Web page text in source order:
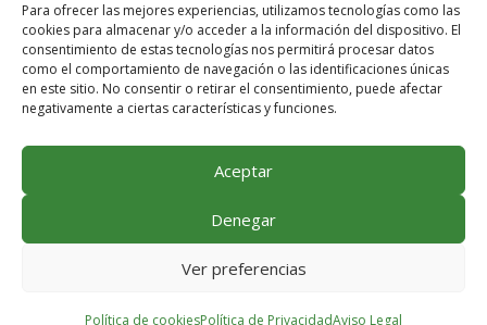
Para ofrecer las mejores experiencias, utilizamos tecnologías como las
cookies para almacenar y/o acceder a la información del dispositivo. El
consentimiento de estas tecnologías nos permitirá procesar datos
como el comportamiento de navegación o las identificaciones únicas
en este sitio. No consentir o retirar el consentimiento, puede afectar
negativamente a ciertas características y funciones.
Aceptar
Denegar
Ver preferencias
Política de cookiesPolítica de PrivacidadAviso Legal
© COPYRIGHT 2020. DISEÑO & DESARROLLO POR
MEGABIT COMUNICACIÓN